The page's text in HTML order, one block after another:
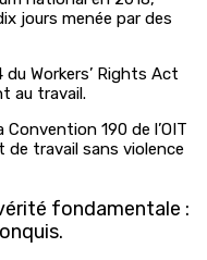
jours menée par des
Workers’ Rights Act
au travail.
190 de l’OIT
de travail sans violence
fondamentale :